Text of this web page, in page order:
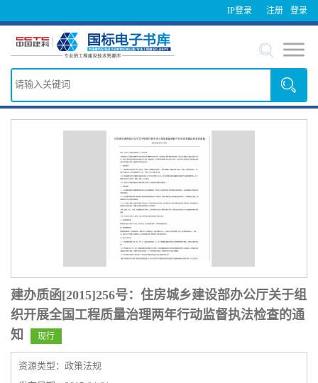
IP登录 登录
注册
建办质函[2015]256号：住房城乡建设部办公厅关于组
织开展全国工程质量治理两年行动监督执法检查的通
知
现行
资源类型：政策法规